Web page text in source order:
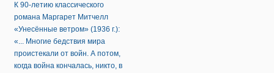
К 90-летию классического
романа Маргарет Митчелл
«Унесённые ветром» (1936 г.):
«... Многие бедствия мира
проистекали от войн. А потом,
когда война кончалась, никто, в